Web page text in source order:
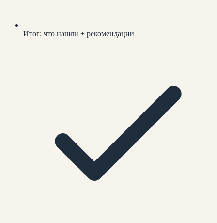
Итог: что нашли + рекомендации